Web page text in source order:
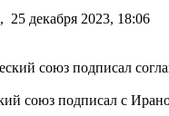
, 25 декабря 2023, 18:06
союз подписал с